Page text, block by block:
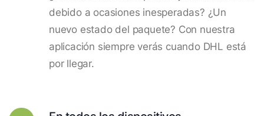
debido a ocasiones inesperadas? ¿Un
nuevo estado del paquete? Con nuestra
aplicación siempre verás cuando DHL está
por llegar.